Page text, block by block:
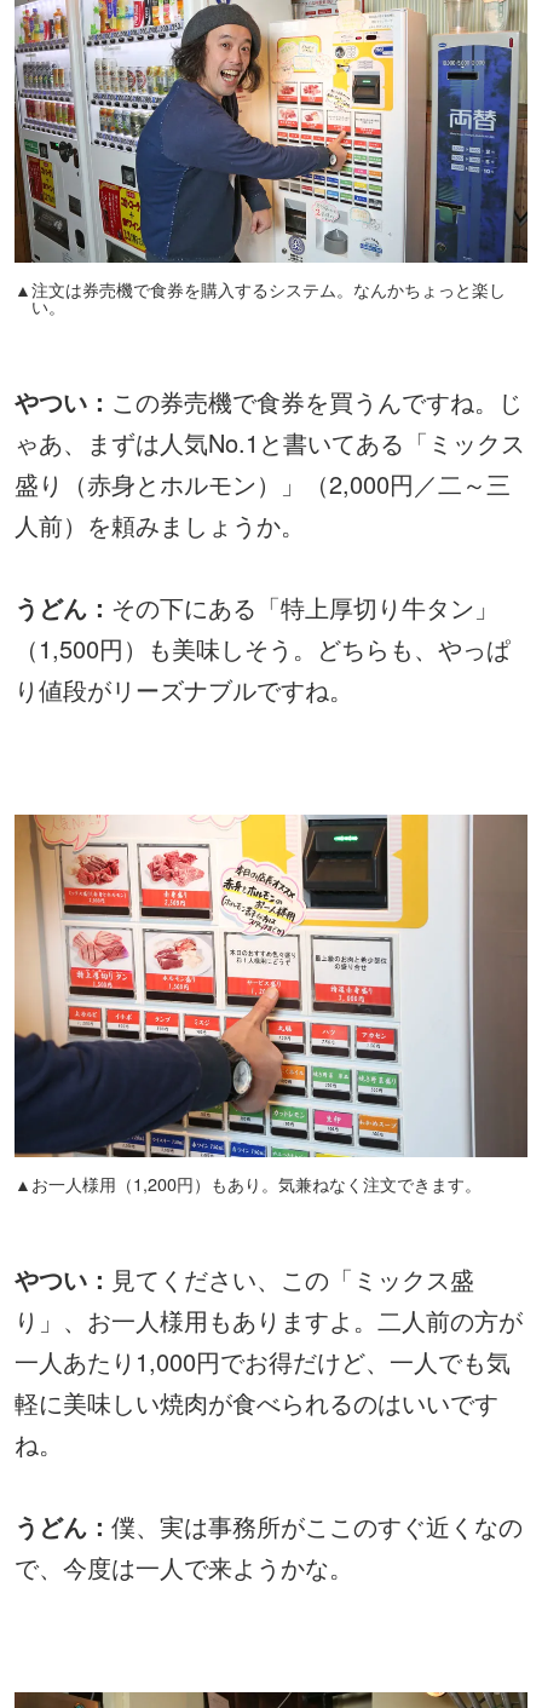
▲注文は券売機で食券を購入するシステム。なんかちょっと楽し
い。
やつい： この券売機で食券を買うんですね。じ
ゃあ、まずは人気No.1と書いてある「ミックス
盛り（赤身とホルモン）」（2,000円／二～三
人前）を頼みましょうか。
うどん： その下にある「特上厚切り牛タン」
（1,500円）も美味しそう。どちらも、やっぱ
り値段がリーズナブルですね。
▲お一人様用（1,200円）もあり。気兼ねなく注文できます。
やつい： 見てください、この「ミックス盛
り」、お一人様用もありますよ。二人前の方が
一人あたり1,000円でお得だけど、一人でも気
軽に美味しい焼肉が食べられるのはいいです
ね。
うどん： 僕、実は事務所がここのすぐ近くなの
で、今度は一人で来ようかな。